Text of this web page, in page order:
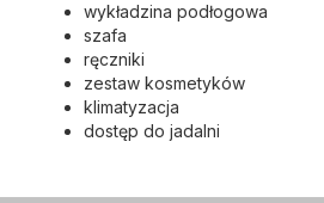
wykładzina podłogowa
szafa
ręczniki
zestaw kosmetyków
klimatyzacja
dostęp do jadalni